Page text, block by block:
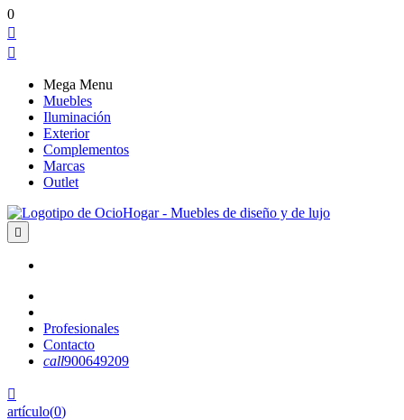
0


Mega Menu
Muebles
Iluminación
Exterior
Complementos
Marcas
Outlet

Profesionales
Contacto
call900649209

artículo(0)